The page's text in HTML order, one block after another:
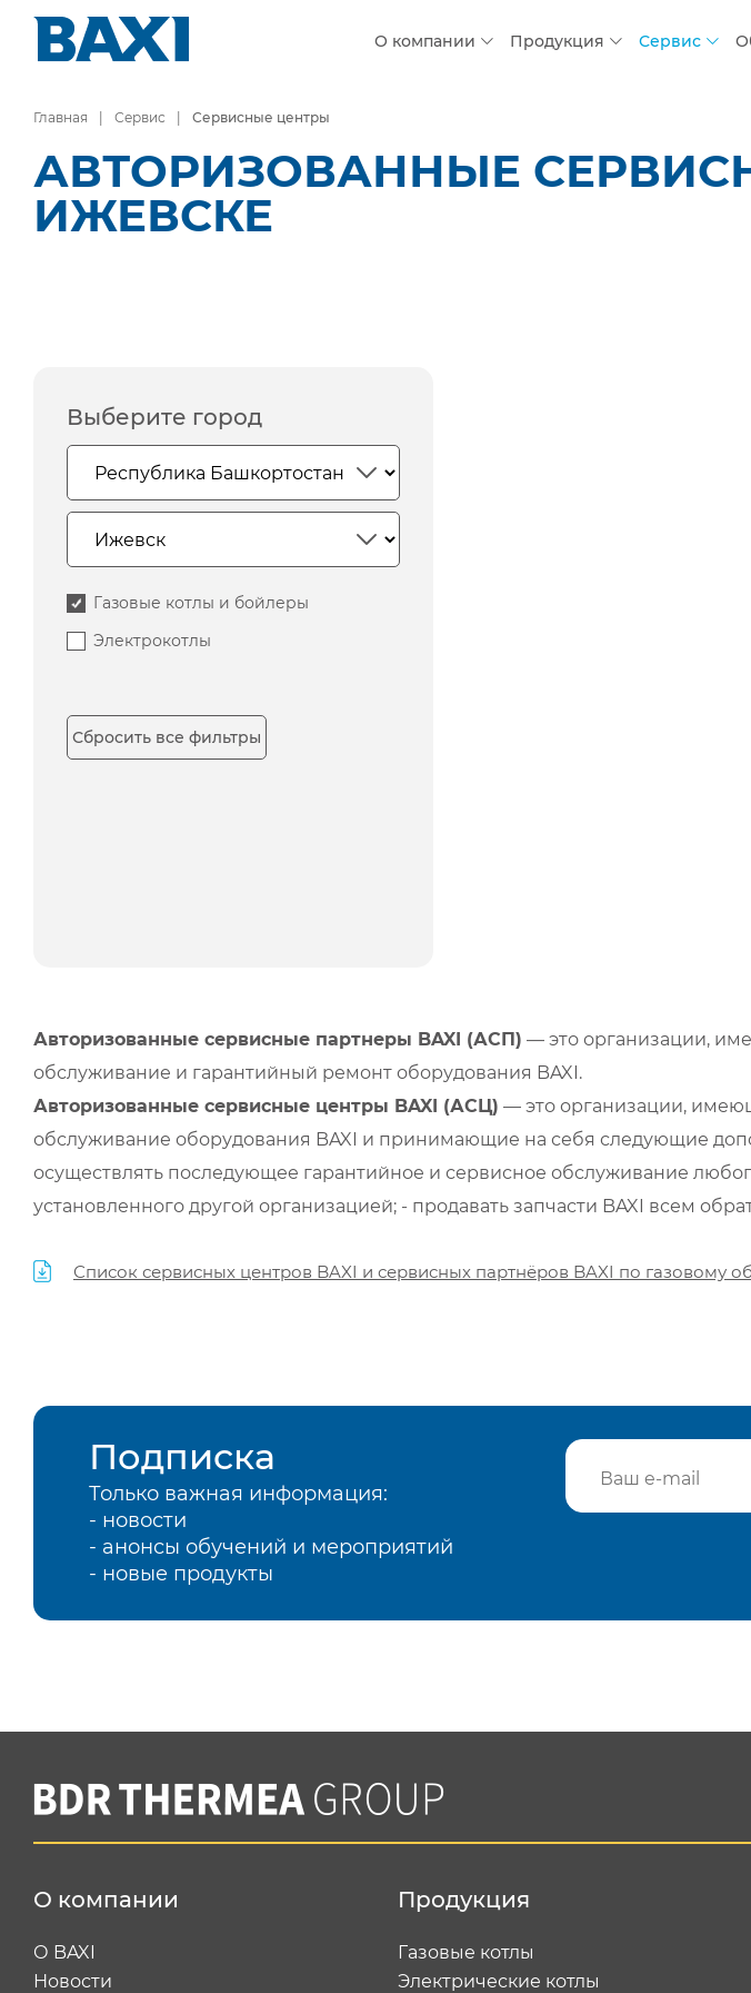
О компании Продукция Сервис
Главная Сервис Сервисные центры
АВТОРИЗОВАННЫЕ
ИЖЕВСКЕ
Выберите город
Газовые котлы и бойлеры
Электрокотлы
Сбросить все фильтры
Авторизованные сервисные партнеры BAXI (АСП) — это организации,
обслуживание и гарантийный ремонт оборудования BAXI.
Авторизованные сервисные центры BAXI (АСЦ) — это организации,
обслуживание оборудования BAXI и принимающие на себя следующие
осуществлять последующее гарантийное и сервисное обслуживание
установленного другой организацией; - продавать запчасти BAXI всем
Список сервисных центров BAXI и сервисных партнёров BAXI по газовому
Подписка
Только важная информация:
- новости
- анонсы обучений и мероприятий
- новые продукты
О компании
О BAXI
Новости
Продукция
Газовые котлы
Электрические котлы